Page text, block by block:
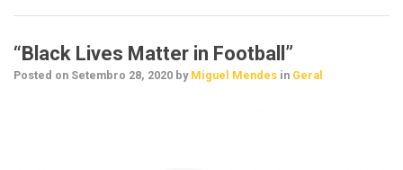
“Black Lives Matter in Football”
Posted on Setembro 28, 2020 by Miguel Mendes in Geral